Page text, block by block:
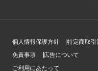
個人情報保護方針
特定商取
免責事項
広告について
ご利用にあたって